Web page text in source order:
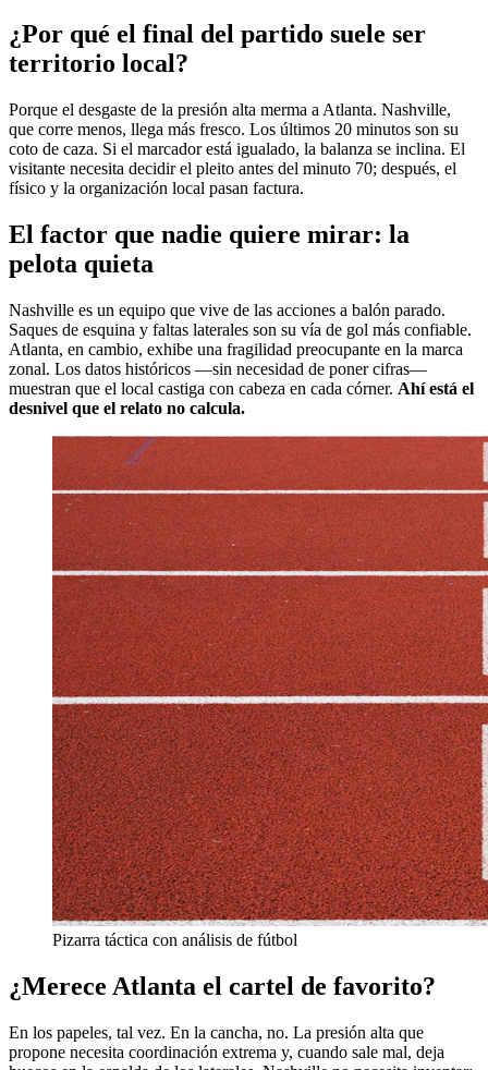
¿Por qué el final del partido suele ser
territorio local?
Porque el desgaste de la presión alta merma a Atlanta. Nashville,
que corre menos, llega más fresco. Los últimos 20 minutos son su
coto de caza. Si el marcador está igualado, la balanza se inclina. El
visitante necesita decidir el pleito antes del minuto 70; después, el
físico y la organización local pasan factura.
El factor que nadie quiere mirar: la
pelota quieta
Nashville es un equipo que vive de las acciones a balón parado.
Saques de esquina y faltas laterales son su vía de gol más confiable.
Atlanta, en cambio, exhibe una fragilidad preocupante en la marca
zonal. Los datos históricos —sin necesidad de poner cifras—
muestran que el local castiga con cabeza en cada córner. Ahí está el
desnivel que el relato no calcula.
Pizarra táctica con análisis de fútbol
¿Merece Atlanta el cartel de favorito?
En los papeles, tal vez. En la cancha, no. La presión alta que
propone necesita coordinación extrema y, cuando sale mal, deja